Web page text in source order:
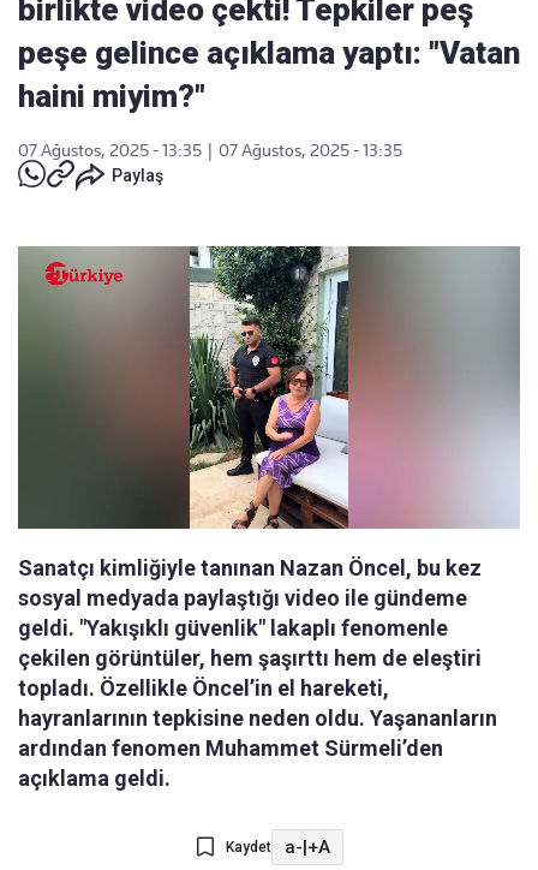
birlikte video çekti! Tepkiler peş
peşe gelince açıklama yaptı: "Vatan
haini miyim?"
07 Ağustos, 2025 - 13:35
07 Ağustos, 2025 - 13:35
Paylaş
Sanatçı kimliğiyle tanınan Nazan Öncel, bu kez
sosyal medyada paylaştığı video ile gündeme
geldi. "Yakışıklı güvenlik" lakaplı fenomenle
çekilen görüntüler, hem şaşırttı hem de eleştiri
topladı. Özellikle Öncel’in el hareketi,
hayranlarının tepkisine neden oldu. Yaşananların
ardından fenomen Muhammet Sürmeli’den
açıklama geldi.
Kaydet a-|+A